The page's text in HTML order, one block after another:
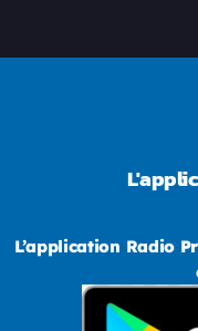
L’application Radio